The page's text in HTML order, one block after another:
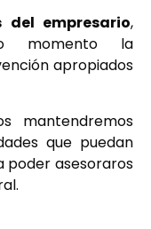
del empresario,
momento la
apropiados
mantendremos
que puedan
poder asesoraros